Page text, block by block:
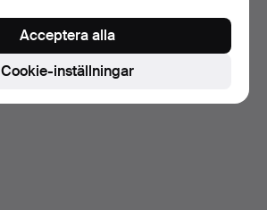
Cookie-inställningar
Acceptera alla